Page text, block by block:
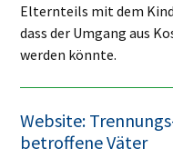
Elternteils mit dem
dass der Umgang aus
werden könnte.
Website:
betroffene Väter